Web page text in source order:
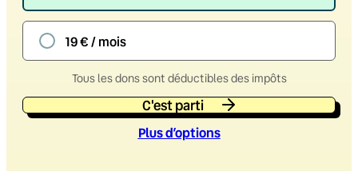
19 € / mois
Tous les dons sont déductibles des impôts
C'est parti
Plus d’options